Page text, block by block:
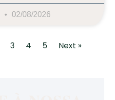
02/08/2026
3 4 5 Next »